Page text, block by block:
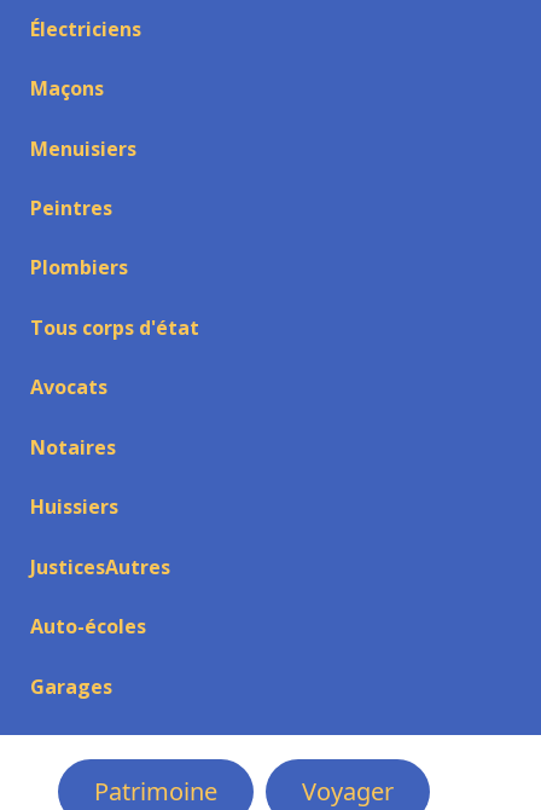
Électriciens
Maçons
Menuisiers
Peintres
Plombiers
Tous corps d'état
Avocats
Notaires
Huissiers
JusticesAutres
Auto-écoles
Garages
Patrimoine
Voyager